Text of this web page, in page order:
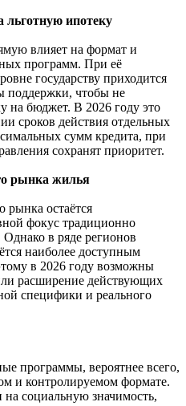
льготную ипотеку
влияет на формат и
программ. При её
государству приходится
поддержки, чтобы не
на бюджет. В 2026 году это
сроков действия отдельных
сумм кредита, при
сохранят приоритет.
рынка жилья
рынка остаётся
фокус традиционно
в ряде регионов
наиболее доступным
в 2026 году возможны
расширение действующих
специфики и реального
программы, вероятнее всего,
и контролируемом формате.
на социальную значимость,